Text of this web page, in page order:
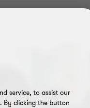
service, to assist our
By clicking the button